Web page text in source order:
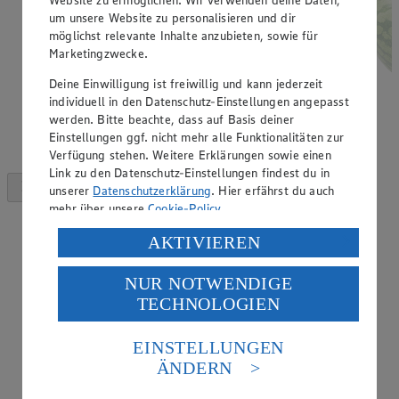
um unsere Website zu personalisieren und dir
möglichst relevante Inhalte anzubieten, sowie für
Marketingzwecke.
Deine Einwilligung ist freiwillig und kann jederzeit
individuell in den Datenschutz-Einstellungen angepasst
werden. Bitte beachte, dass auf Basis deiner
Einstellungen ggf. nicht mehr alle Funktionalitäten zur
Verfügung stehen. Weitere Erklärungen sowie einen
Link zu den Datenschutz-Einstellungen findest du in
unserer Datenschutzerklärung. Hier erfährst du auch
mehr über unsereCookie-Policy.
Verarbeitung deiner personenbezogenen Daten in den
USA durch Facebook und YouTube:
Wenn du auf „Aktivieren“ klickst, willigst du im Sinne
des Art. 49 Abs. 1 Satz 1 lit. a) DSGVO ein, dass deine
Daten in den USA verarbeitet werden. Der EuGH sieht
die USA als Land mit einem nach europäischen
Standards nicht angemessenen Datenschutzniveau an.
Es besteht das Risiko eines Zugriffs durch US-
AKTIVIEREN
NUR NOTWENDIGE
TECHNOLOGIEN
EINSTELLUNGEN
ÄNDERN